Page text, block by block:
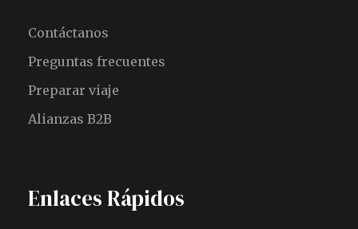
Contáctanos
Preguntas frecuentes
Preparar viaje
Alianzas B2B
Enlaces Rápidos